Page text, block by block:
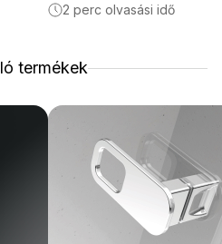
2 perc olvasási idő
termékek